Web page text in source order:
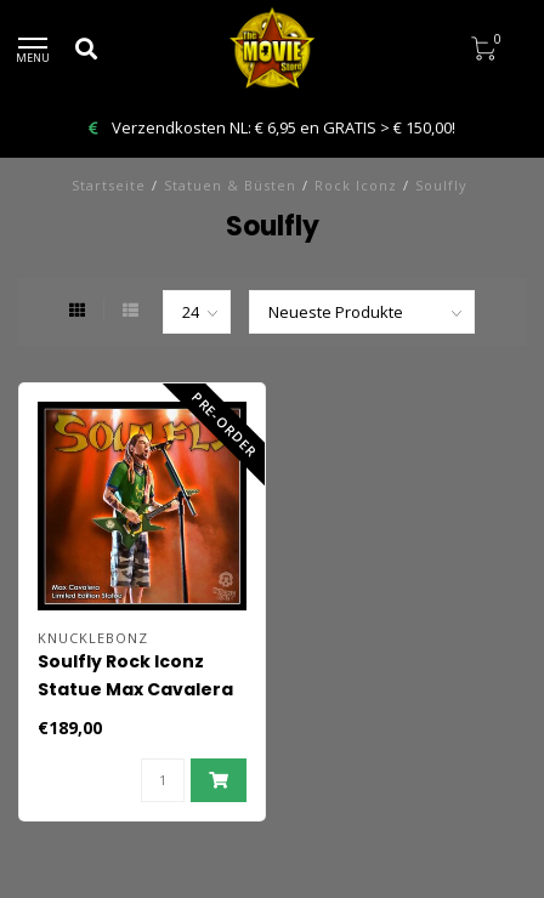
MENU
0
Verzendkosten NL: € 6,95 en GRATIS > € 150,00!
Startseite / Statuen & Büsten / Rock Iconz / Soulfly
Soulfly
PRE-ORDER
KNUCKLEBONZ
Soulfly Rock Iconz
Statue Max Cavalera
22 cm
€189,00